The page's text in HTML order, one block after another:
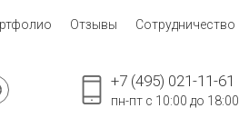
Отзывы Сотрудничество
+7 (495) 021-11-61
пн-пт с 10:00 до 18:00